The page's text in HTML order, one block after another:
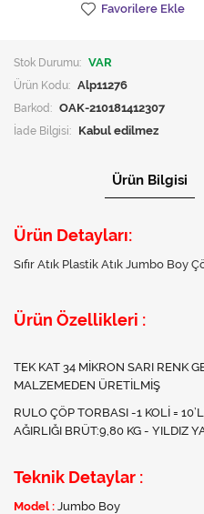
Zemin Yıkama Pedleri
Favorilere Ekle
Stok Durumu: VAR
Ürün Kodu: Alp11276
Barkod: OAK-210181412307
İade Bilgisi:
Ürün Bilgisi
Ürün Detayları:
Sıfır Atık Plastik Atık Jumbo Boy
Ürün Özellikleri :
TEK KAT 34 MİKRON SARI RENK
MALZEMEDEN ÜRETİLMİŞ
RULO ÇÖP TORBASI -1 KOLİ =
AĞIRLIĞI BRÜT:9,80 KG - YILDIZ
Teknik Detaylar :
Model : Jumbo Boy